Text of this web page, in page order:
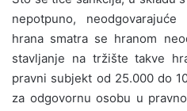
nepotpuno,
hrana smatra se hranom
stavljanje na tržište takve
pravni subjekt od 25.000 do
za odgovornu osobu u